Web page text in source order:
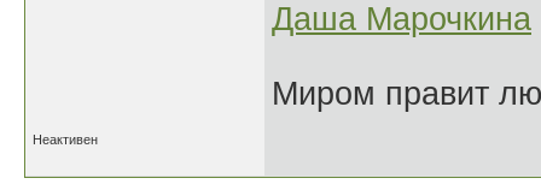
Даша Марочкина
Миром правит
Неактивен